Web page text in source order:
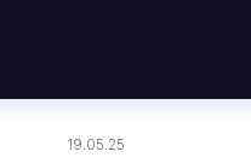
19.05.25